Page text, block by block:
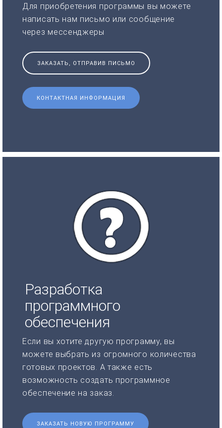
Для приобретения программы вы можете
написать нам письмо или сообщение
через мессенджеры
ЗАКАЗАТЬ, ОТПРАВИВ ПИСЬМО
КОНТАКТНАЯ ИНФОРМАЦИЯ
Разработка
программного
обеспечения
Если вы хотите другую программу, вы
можете выбрать из огромного количества
готовых проектов. А также есть
возможность создать программное
обеспечение на заказ.
ЗАКАЗАТЬ НОВУЮ ПРОГРАММУ